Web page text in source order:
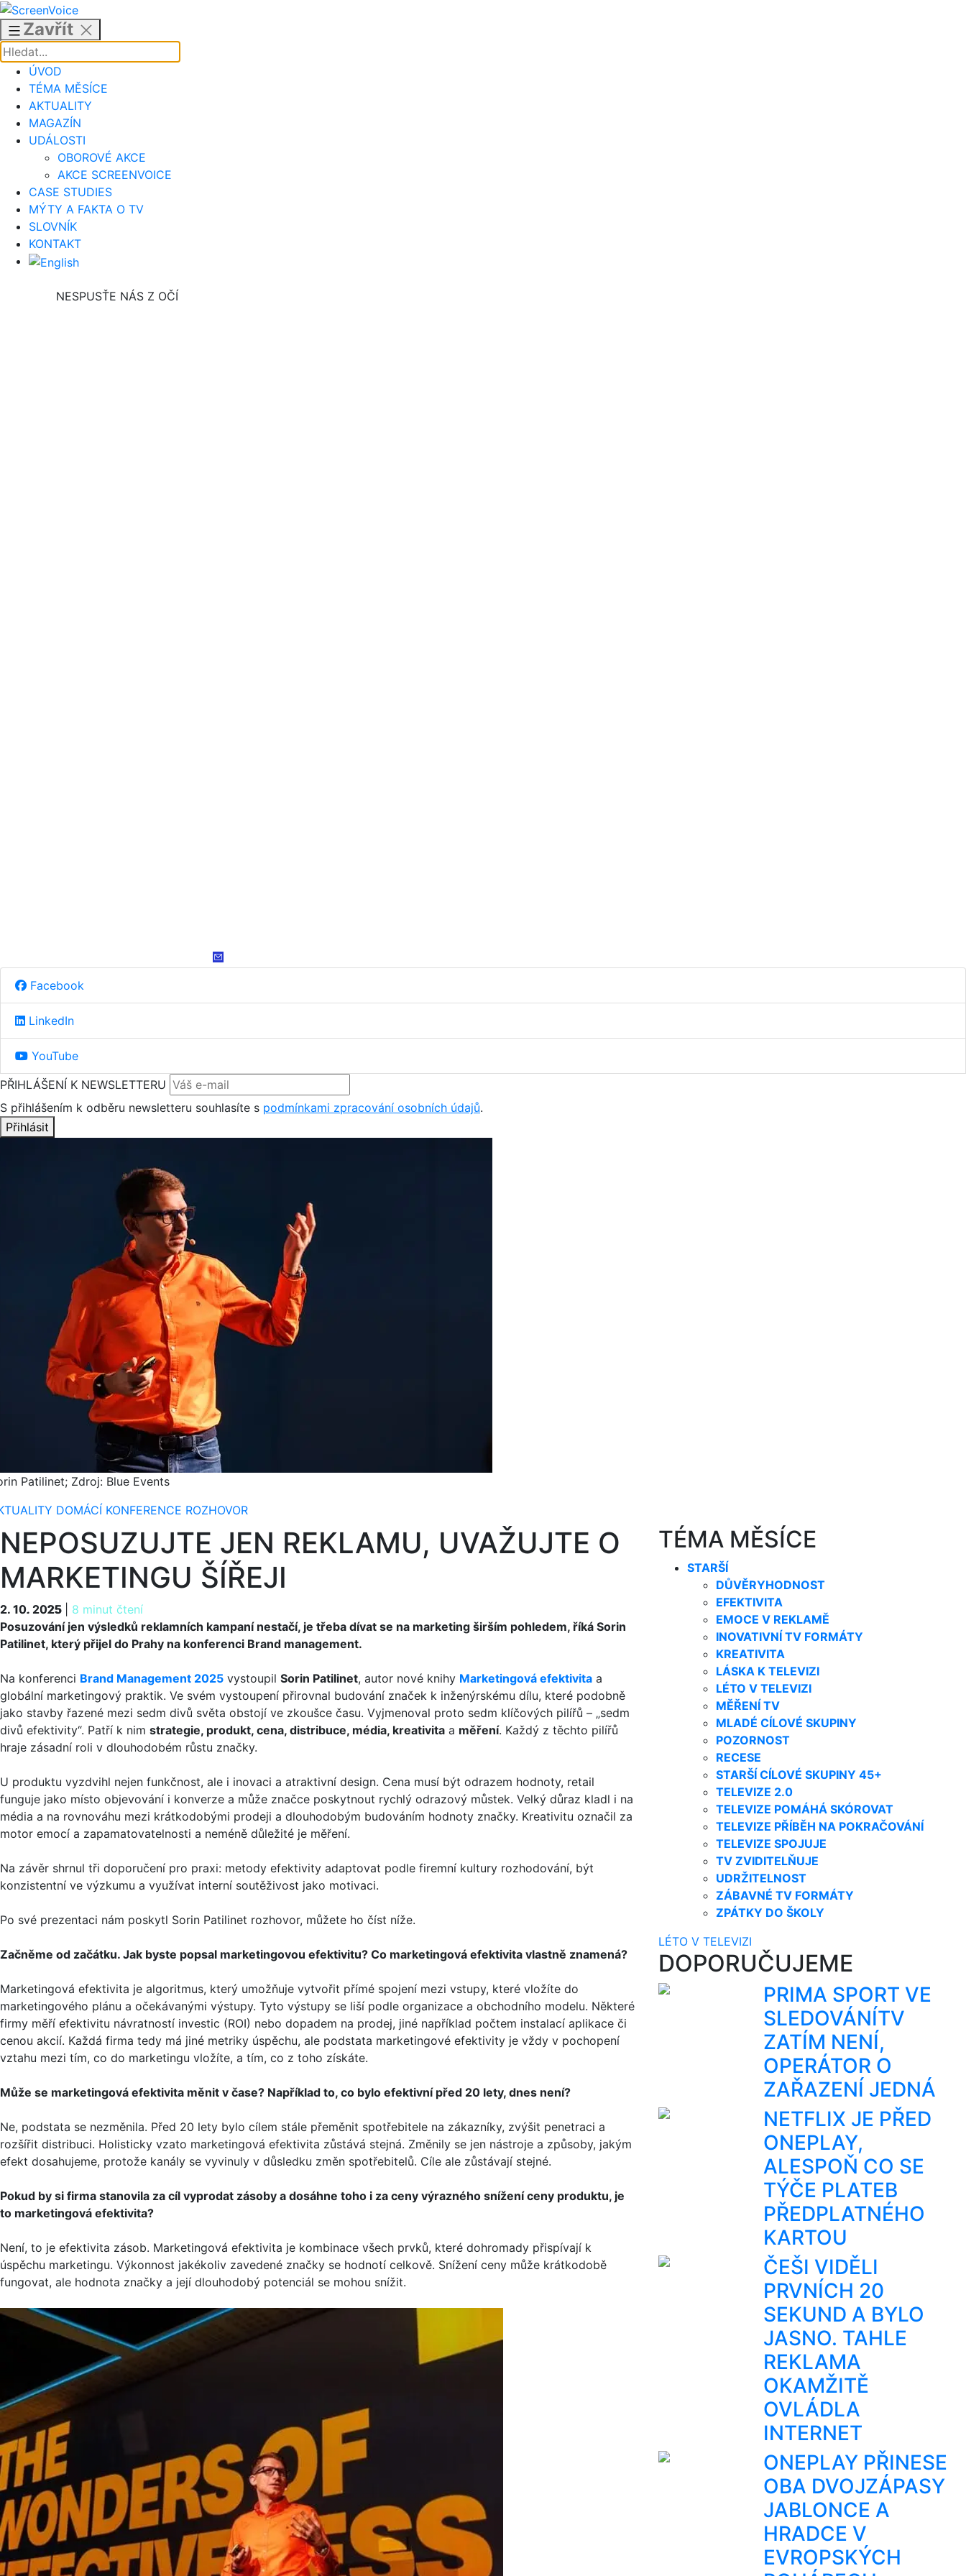
Přejít
obsahu
Zavřít
ÚVOD
TÉMA MĚSÍCE
AKTUALITY
MAGAZÍN
UDÁLOSTI
OBOROVÉ AKCE
AKCE SCREENVOICE
CASE STUDIES
MÝTY A FAKTA O TV
SLOVNÍK
KONTAKT
NESPUSŤE NÁS Z OČÍ
Facebook
LinkedIn
YouTube
PŘIHLÁŠENÍ K NEWSLETTERU
S přihlášením k odběru newsletteru souhlasíte s podmínkami zpracování osobních údajů.
Přihlásit
Patilinet; Zdroj: Blue Events
DOMÁCÍ KONFERENCE ROZHOVOR
NEPOSUZUJTE JEN REKLAMU, UVAŽUJTE O
MARKETINGU ŠÍŘEJI
2. 10. 2025 8 minut čtení
2. 10. 2025
Posuzování jen výsledků reklamních kampaní nestačí, je třeba dívat se na marketing širším pohledem, říká Sorin
Patilinet, který přijel do Prahy na konferenci Brand management.
Na konferenci Brand Management 2025 vystoupil Sorin Patilinet, autor nové knihy Marketingová efektivita a
globální marketingový praktik. Ve svém vystoupení přirovnal budování značek k inženýrskému dílu, které podobně
jako stavby řazené mezi sedm divů světa obstojí ve zkoušce času. Vyjmenoval proto sedm klíčových pilířů – „sedm
divů efektivity“. Patří k nim strategie, produkt, cena, distribuce, média, kreativita a měření. Každý z těchto pilířů
hraje zásadní roli v dlouhodobém růstu značky.
U produktu vyzdvihl nejen funkčnost, ale i inovaci a atraktivní design. Cena musí být odrazem hodnoty, retail
funguje jako místo objevování i konverze a může značce poskytnout rychlý odrazový můstek. Velký důraz kladl i na
média a na rovnováhu mezi krátkodobými prodeji a dlouhodobým budováním hodnoty značky. Kreativitu označil za
motor emocí a zapamatovatelnosti a neméně důležité je měření.
Na závěr shrnul tři doporučení pro praxi: metody efektivity adaptovat podle firemní kultury rozhodování, být
konzistentní ve výzkumu a využívat interní soutěživost jako motivaci.
Po své prezentaci nám poskytl Sorin Patilinet rozhovor, můžete ho číst níže.
Začněme od začátku. Jak byste popsal marketingovou efektivitu? Co marketingová efektivita vlastně znamená?
Marketingová efektivita je algoritmus, který umožňuje vytvořit přímé spojení mezi vstupy, které vložíte do
marketingového plánu a očekávanými výstupy. Tyto výstupy se liší podle organizace a obchodního modelu. Některé
firmy měří efektivitu návratností investic (ROI) nebo dopadem na prodej, jiné například počtem instalací aplikace či
cenou akcií. Každá firma tedy má jiné metriky úspěchu, ale podstata marketingové efektivity je vždy v pochopení
vztahu mezi tím, co do marketingu vložíte, a tím, co z toho získáte.
Může se marketingová efektivita měnit v čase? Například to, co bylo efektivní před 20 lety, dnes není?
Ne, podstata se nezměnila. Před 20 lety bylo cílem stále přeměnit spotřebitele na zákazníky, zvýšit penetraci a
rozšířit distribuci. Holisticky vzato marketingová efektivita zůstává stejná. Změnily se jen nástroje a způsoby, jakým
efekt dosahujeme, protože kanály se vyvinuly v důsledku změn spotřebitelů. Cíle ale zůstávají stejné.
Pokud by si firma stanovila za cíl vyprodat zásoby a dosáhne toho i za ceny výrazného snížení ceny produktu, je
to marketingová efektivita?
Není, to je efektivita zásob. Marketingová efektivita je kombinace všech prvků, které dohromady přispívají k
úspěchu marketingu. Výkonnost jakékoliv zavedené značky se hodnotí celkově. Snížení ceny může krátkodobě
fungovat, ale hodnota značky a její dlouhodobý potenciál se mohou snížit.
TÉMA MĚSÍCE
STARŠÍ
DŮVĚRYHODNOST
EFEKTIVITA
EMOCE V REKLAMĚ
INOVATIVNÍ TV FORMÁTY
KREATIVITA
LÁSKA K TELEVIZI
LÉTO V TELEVIZI
MĚŘENÍ TV
MLADÉ CÍLOVÉ SKUPINY
POZORNOST
RECESE
STARŠÍ CÍLOVÉ SKUPINY 45+
TELEVIZE 2.0
TELEVIZE POMÁHÁ SKÓROVAT
TELEVIZE PŘÍBĚH NA POKRAČOVÁNÍ
TELEVIZE SPOJUJE
TV ZVIDITELŇUJE
UDRŽITELNOST
ZÁBAVNÉ TV FORMÁTY
ZPÁTKY DO ŠKOLY
LÉTO V TELEVIZI
DOPORUČUJEME
PRIMA SPORT VE
SLEDOVÁNÍTV
ZATÍM NENÍ,
OPERÁTOR O
ZAŘAZENÍ JEDNÁ
NETFLIX JE PŘED
ONEPLAY,
ALESPOŇ CO SE
TÝČE PLATEB
PŘEDPLATNÉHO
KARTOU
ČEŠI VIDĚLI
PRVNÍCH 20
SEKUND A BYLO
JASNO. TAHLE
REKLAMA
OKAMŽITĚ
OVLÁDLA
INTERNET
ONEPLAY PŘINESE
OBA DVOJZÁPASY
JABLONCE A
HRADCE V
EVROPSKÝCH